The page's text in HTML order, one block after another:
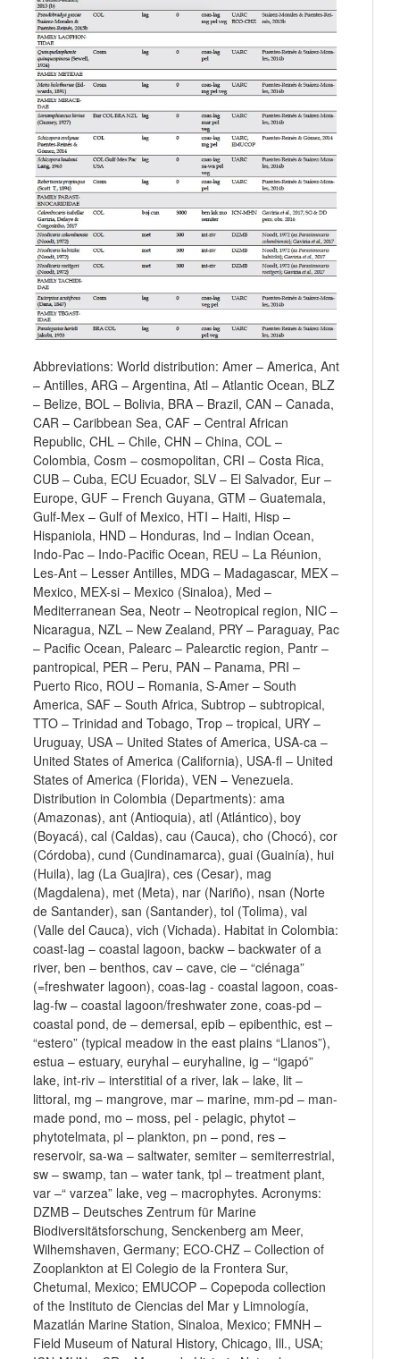
Abbreviations: World distribution: Amer – America, Ant
– Antilles, ARG – Argentina, Atl – Atlantic Ocean, BLZ
– Belize, BOL – Bolivia, BRA – Brazil, CAN – Canada,
CAR – Caribbean Sea, CAF – Central African
Republic, CHL – Chile, CHN – China, COL –
Colombia, Cosm – cosmopolitan, CRI – Costa Rica,
CUB – Cuba, ECU Ecuador, SLV – El Salvador, Eur –
Europe, GUF – French Guyana, GTM – Guatemala,
Gulf-Mex – Gulf of Mexico, HTI – Haiti, Hisp –
Hispaniola, HND – Honduras, Ind – Indian Ocean,
Indo-Pac – Indo-Pacific Ocean, REU – La Réunion,
Les-Ant – Lesser Antilles, MDG – Madagascar, MEX –
Mexico, MEX-si – Mexico (Sinaloa), Med –
Mediterranean Sea, Neotr – Neotropical region, NIC –
Nicaragua, NZL – New Zealand, PRY – Paraguay, Pac
– Pacific Ocean, Palearc – Palearctic region, Pantr –
pantropical, PER – Peru, PAN – Panama, PRI –
Puerto Rico, ROU – Romania, S-Amer – South
America, SAF – South Africa, Subtrop – subtropical,
TTO – Trinidad and Tobago, Trop – tropical, URY –
Uruguay, USA – United States of America, USA-ca –
United States of America (California), USA-fl – United
States of America (Florida), VEN – Venezuela.
Distribution in Colombia (Departments): ama
(Amazonas), ant (Antioquia), atl (Atlántico), boy
(Boyacá), cal (Caldas), cau (Cauca), cho (Chocó), cor
(Córdoba), cund (Cundinamarca), guai (Guainía), hui
(Huila), lag (La Guajira), ces (Cesar), mag
(Magdalena), met (Meta), nar (Nariño), nsan (Norte
de Santander), san (Santander), tol (Tolima), val
(Valle del Cauca), vich (Vichada). Habitat in Colombia:
coast-lag – coastal lagoon, backw – backwater of a
river, ben – benthos, cav – cave, cie – “ciénaga”
(=freshwater lagoon), coas-lag - coastal lagoon, coas-
lag-fw – coastal lagoon/freshwater zone, coas-pd –
coastal pond, de – demersal, epib – epibenthic, est –
“estero” (typical meadow in the east plains “Llanos”),
estua – estuary, euryhal – euryhaline, ig – “igapó”
lake, int-riv – interstitial of a river, lak – lake, lit –
littoral, mg – mangrove, mar – marine, mm-pd – man-
made pond, mo – moss, pel - pelagic, phytot –
phytotelmata, pl – plankton, pn – pond, res –
reservoir, sa-wa – saltwater, semiter – semiterrestrial,
sw – swamp, tan – water tank, tpl – treatment plant,
var –“ varzea” lake, veg – macrophytes. Acronyms:
DZMB – Deutsches Zentrum für Marine
Biodiversitätsforschung, Senckenberg am Meer,
Wilhemshaven, Germany; ECO-CHZ – Collection of
Zooplankton at El Colegio de la Frontera Sur,
Chetumal, Mexico; EMUCOP – Copepoda collection
of the Instituto de Ciencias del Mar y Limnología,
Mazatlán Marine Station, Sinaloa, Mexico; FMNH –
Field Museum of Natural History, Chicago, Ill., USA;